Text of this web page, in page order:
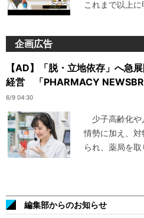
これまで以上
企画広告
【AD】「脱・立地依存」へ急
経営 「PHARMACY
6/9 04:30
少子高齢化や
情勢に加え、
られ、薬局を
編集部からのお知らせ